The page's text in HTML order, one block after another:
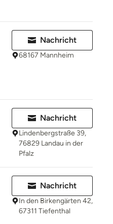
Nachricht
68167 Mannheim
Nachricht
Lindenbergstraße 39,
76829 Landau in der
Pfalz
Nachricht
In den Birkengärten 42,
67311 Tiefenthal